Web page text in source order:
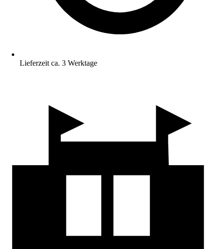
Lieferzeit ca. 3 Werktage